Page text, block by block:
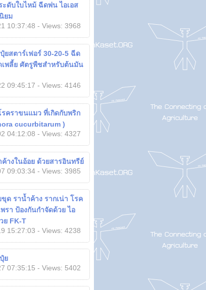
ดับใบไหม้ ฉีดพ่น ไอเอส
ยม
10:37:48 - Views: 3968
ยสตาร์เฟอร์ 30-20-5 ฉีด
พลี้ย ศัตรูพืชสำหรับต้นมัน
09:45:17 - Views: 4146
รคราขนแมว ที่เกิดกับพริก
cucurbitarum )
04:12:08 - Views: 4327
างในอ้อย ด้วยสารอินทรีย์
09:03:34 - Views: 3985
ขุด ราน้ำค้าง รากเน่า โรค
รา ป้องกันกำจัดด้วย ไอ
ย FK-T
15:27:03 - Views: 4238
ย
07:35:15 - Views: 5402